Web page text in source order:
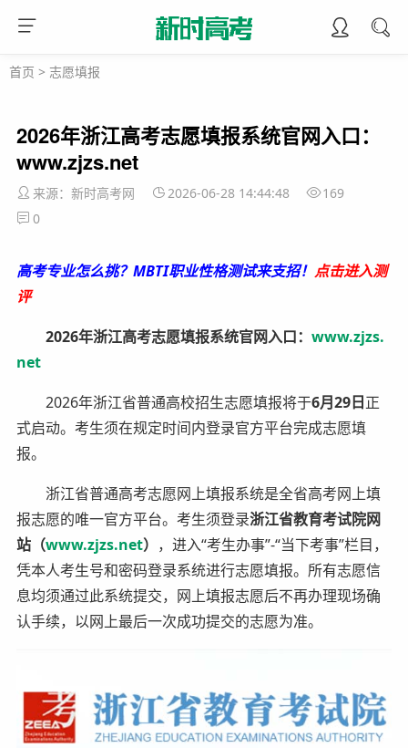
首页 > 志愿填报
2026年浙江高考志愿填报系统官网入口：
www.zjzs.net
来源：新时高考网 2026-06-28 14:44:48
169
0
高考专业怎么挑？MBTI职业性格测试来支招！ 点击进入测
评
2026年浙江高考志愿填报系统官网入口： www.zjzs.
net
2026年浙江省普通高校招生志愿填报将于6月29日正
式启动。考生须在规定时间内登录官方平台完成志愿填
报。
浙江省普通高考志愿网上填报系统是全省高考网上填
报志愿的唯一官方平台。考生须登录浙江省教育考试院网
站（www.zjzs.net） ，进入“考生办事”-“当下考事”栏目，
凭本人考生号和密码登录系统进行志愿填报。所有志愿信
息均须通过此系统提交，网上填报志愿后不再办理现场确
认手续，以网上最后一次成功提交的志愿为准。